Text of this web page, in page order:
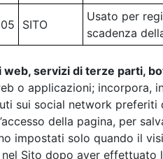
SITO
Usato per
scadenza
web, servizi di terze parti,
o applicazioni; incorpora,
sui social network
della pagina, per
impostati solo quando il
Sito dopo aver